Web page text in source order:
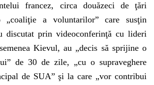
francez, circa douăzeci de ţări
„coaliţie a voluntarilor” care susţin
discutat prin videoconferinţă cu lideri
Kievul, au „decis să sprijine o
de 30 de zile, „cu o supraveghere
de SUA” şi la care „vor contribui